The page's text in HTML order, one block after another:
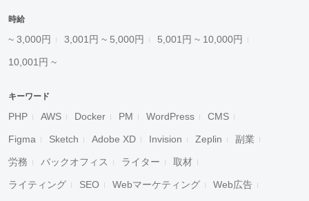
時給
~ 3,000円 3,001円 ~ 5,000円 5,001円 ~ 10,000円
10,001円 ~
キーワード
PHP AWS Docker PM WordPress CMS
Figma Sketch Adobe XD Invision Zeplin 副業
労務 バックオフィス ライター 取材
ライティング SEO Webマーケティング Web広告